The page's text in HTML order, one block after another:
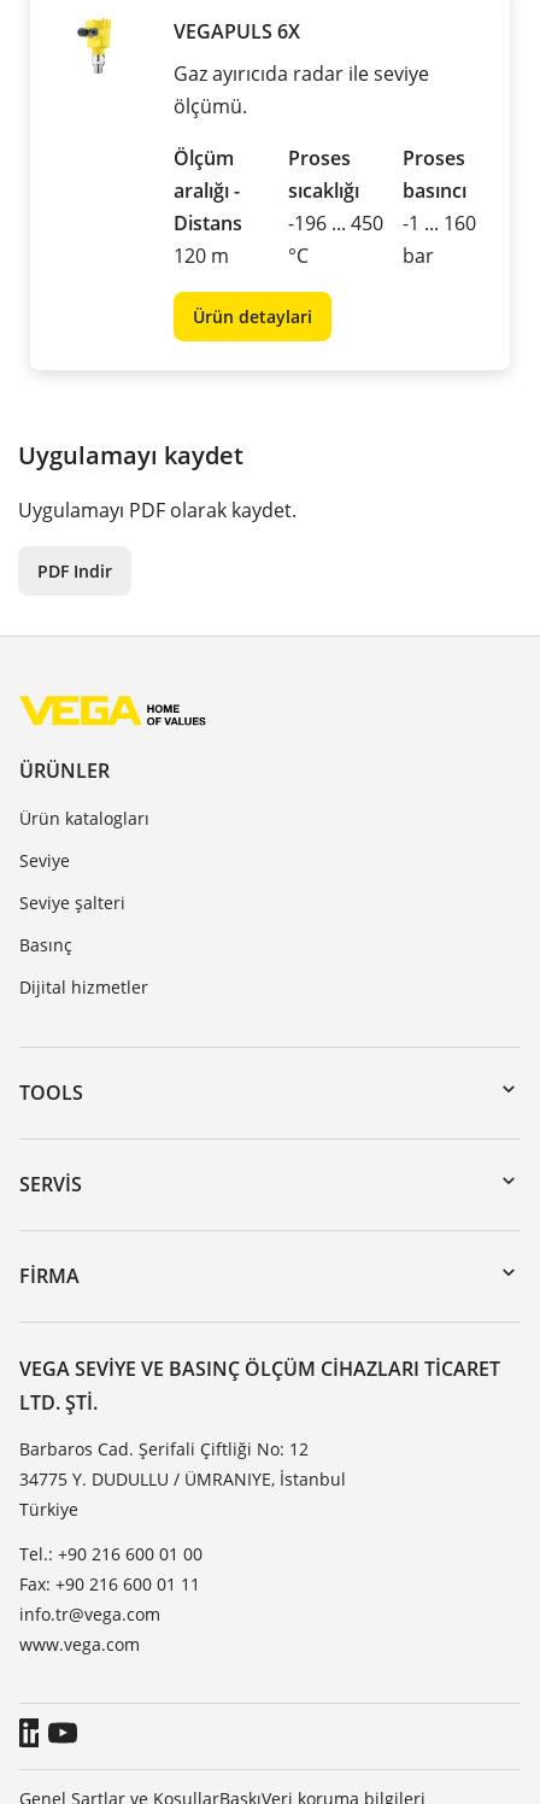
VEGAPULS 6X
Gaz ayırıcıda radar ile seviye
ölçümü.
Ölçüm
aralığı -
Distans
120 m
Proses
sıcaklığı
-196 ... 450
°C
Proses
basıncı
-1 ... 160
bar
Ürün detaylari
Uygulamayı kaydet
Uygulamayı PDF olarak kaydet.
PDF Indir
ÜRÜNLER
Ürün katalogları
Seviye
Seviye şalteri
Basınç
Dijital hizmetler
TOOLS
Download’lar
Seri numarası girerek cihaz arama
DTM Collection/PACTware
SERVIS
Cihazının geri gönderimi
Seminerler
Dirençlilik listesi
Dielektrisite listesi
TeamViewer
FIRMA
VEGA hakkında
Iletisim
Haber makaleleri
Basin
Blog
VEGA SEVIYE VE BASINÇ ÖLÇÜM CIHAZLARI TICARET
LTD. ŞTI.
Barbaros Cad. Şerifali Çiftliği No: 12
34775 Y. DUDULLU / ÜMRANIYE, İstanbul
Türkiye
Tel.: +90 216 600 01 00
Fax: +90 216 600 01 11
info.tr@vega.com
www.vega.com
Genel Şartlar ve KoşullarBaskıVeri koruma bilgileri